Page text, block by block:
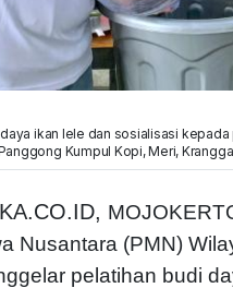
ikan lele dan sosialisasi
Kumpul Kopi, Meri,
Nusantara (PMN)
pelatihan budi